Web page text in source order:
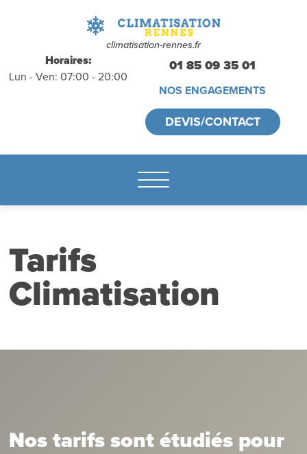
climatisation-rennes.fr
Horaires:
Lun - Ven: 07:00 - 20:00
01 85 09 35 01
NOS ENGAGEMENTS
DEVIS/CONTACT
déplacements
gratuitssans
engagement
appelez-nous :
01.85.09.35.01
Tarifs
Climatisation
Nos tarifs sont étudiés pour